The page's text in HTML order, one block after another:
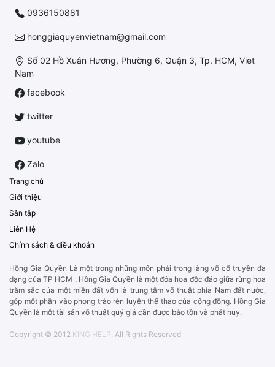
0936150881
honggiaquyenvietnam@gmail.com
Số 02 Hồ Xuân Hương, Phường 6, Quận 3, Tp. HCM, Viet
Nam
facebook
twitter
youtube
Zalo
Trang chủ
Giới thiệu
Sân tập
Liên Hệ
Chính sách & điều khoản
Hồng Gia Quyền Là một trong những môn phái trong làng võ cổ truyền đa
dạng của TP HCM , Hồng Gia Quyền là một đóa hoa độc đáo giữa rừng hoa
trăm sắc của một miền đất vốn là trung tâm võ thuật phía Nam đất nước,
góp một phần vào phong trào rèn luyện thể thao của cộng đồng. Hồng Gia
Quyền là một tài sản võ thuật quý giá cần được bảo tồn và phát huy.
Copyright © 2012 KING HELP. All Rights Reserved